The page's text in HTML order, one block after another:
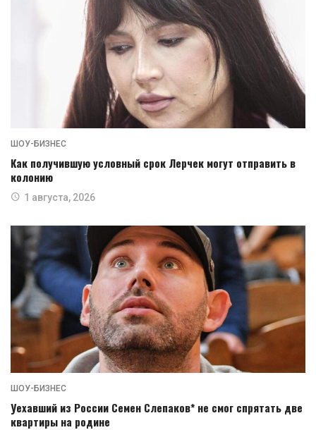
ШОУ-БИЗНЕС
Как получившую условный срок Лерчек могут отправить в
колонию
1 августа, 2026
ШОУ-БИЗНЕС
Уехавший из России Семен Слепаков* не смог спрятать две
квартиры на родине